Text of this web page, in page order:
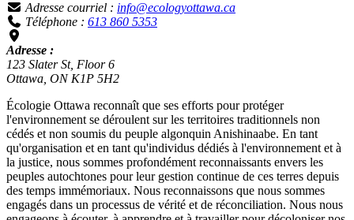
Adresse courriel : info@ecologyottawa.ca
Téléphone : 613 860 5353
Adresse :
123 Slater St, Floor 6
Ottawa, ON K1P 5H2
Écologie Ottawa reconnaît que ses efforts pour protéger
l'environnement se déroulent sur les territoires traditionnels non
cédés et non soumis du peuple algonquin Anishinaabe. En tant
qu'organisation et en tant qu'individus dédiés à l'environnement et à
la justice, nous sommes profondément reconnaissants envers les
peuples autochtones pour leur gestion continue de ces terres depuis
des temps immémoriaux. Nous reconnaissons que nous sommes
engagés dans un processus de vérité et de réconciliation. Nous nous